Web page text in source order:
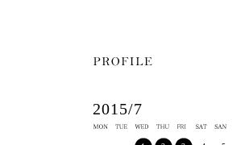
2015/7